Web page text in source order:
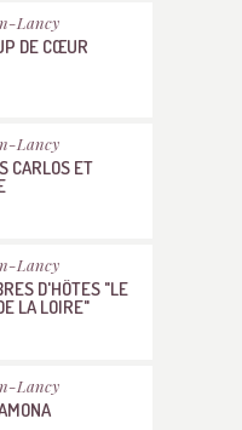
Lancy
DE CŒUR
Lancy
CARLOS ET
Lancy
D'HÔTES "LE
LA LOIRE"
Lancy